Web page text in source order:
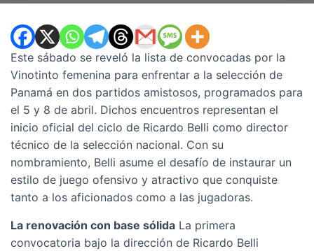
Este sábado se reveló la lista de convocadas por la
Vinotinto femenina para enfrentar a la selección de
Panamá en dos partidos amistosos, programados para
el 5 y 8 de abril. Dichos encuentros representan el
inicio oficial del ciclo de Ricardo Belli como director
técnico de la selección nacional. Con su
nombramiento, Belli asume el desafío de instaurar un
estilo de juego ofensivo y atractivo que conquiste
tanto a los aficionados como a las jugadoras.
La renovación con base sólida La primera
convocatoria bajo la dirección de Ricardo Belli